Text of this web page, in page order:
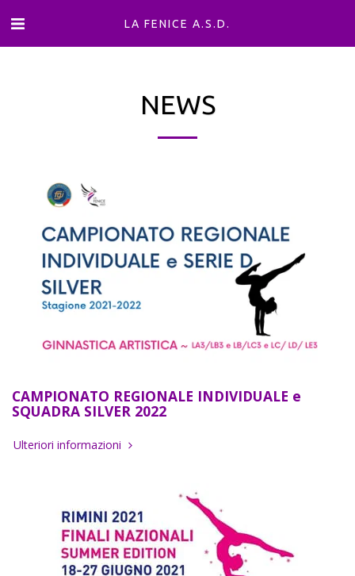
LA FENICE A.S.D.
NEWS
CAMPIONATO REGIONALE INDIVIDUALE e
SQUADRA SILVER 2022
Ulteriori informazioni